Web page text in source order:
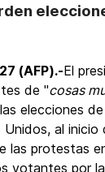
(AFP).-El
de "cosas
elecciones
al inicio
las protestas
votantes por